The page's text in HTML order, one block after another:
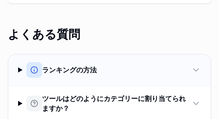
よくある質問
ランキングの方法
ツールはどのようにカテゴリーに割り当てられ
ますか？